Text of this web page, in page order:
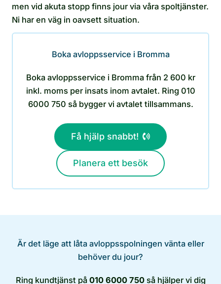
men vid akuta stopp finns jour via våra spoltjänster.
Ni har en väg in oavsett situation.
Boka avloppsservice i Bromma
Boka avloppsservice i Bromma från 2 600 kr
inkl. moms per insats inom avtalet. Ring 010
6000 750 så bygger vi avtalet tillsammans.
Få hjälp snabbt!
Planera ett besök
Är det läge att låta avloppsspolningen vänta eller
behöver du jour?
Ring kundtjänst på 010 6000 750så hjälper vi dig